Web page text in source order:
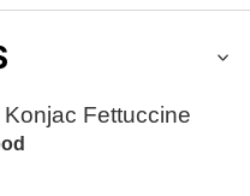
Fettuccine